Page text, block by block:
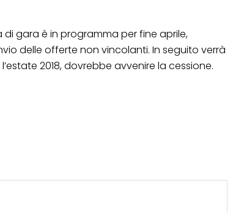
gara è in programma per fine aprile,
delle offerte non vincolanti. In seguito verrà
2018, dovrebbe avvenire la cessione.